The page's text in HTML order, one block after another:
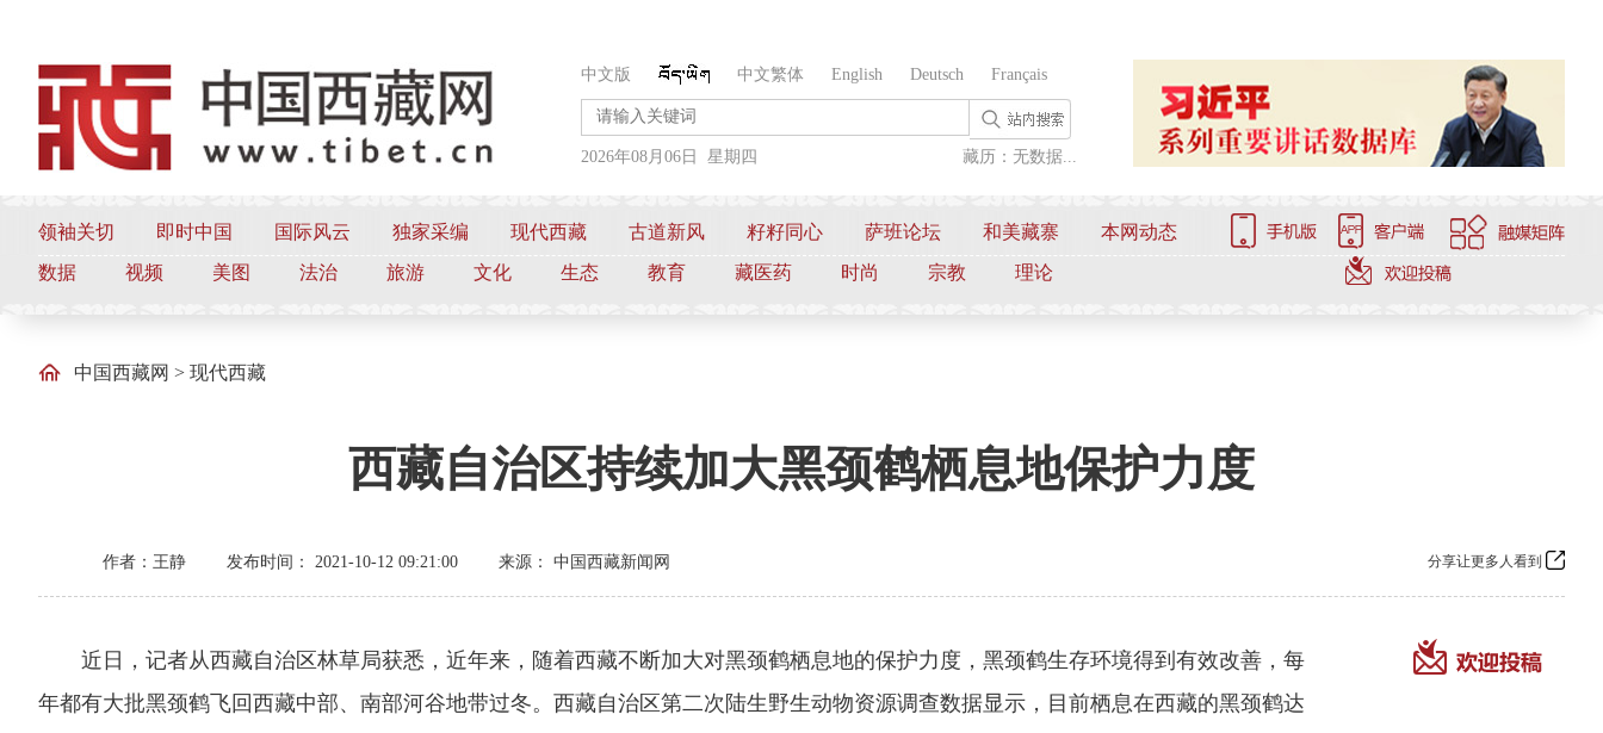
中文版 中文繁体 English Deutsch Français
2026年08月06日 星期四 藏历：无数据...
领袖关切 即时中国 国际风云 独家采编 现代西藏 古道新风 籽籽同心 萨班论坛 和美藏寨
本网动态
数据
视频 美图 法治 旅游 文化 生态 教育 藏医药 时尚 宗教 理论
中国西藏网 > 现代西藏
西藏自治区持续加大黑颈鹤栖息地保护力度
作者：王静 发布时间： 2021-10-12 09:21:00 来源： 中国西藏新闻网 分享让更多人看到
近日，记者从西藏自治区林草局获悉，近年来，随着西藏不断加大对黑颈鹤栖息地的保护力度，黑颈鹤生存环境得到有效改善，每
年都有大批黑颈鹤飞回西藏中部、南部河谷地带过冬。西藏自治区第二次陆生野生动物资源调查数据显示，目前栖息在西藏的黑颈鹤达